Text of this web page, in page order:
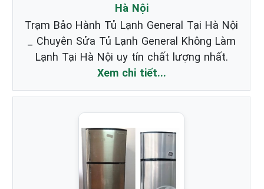
Hà Nội
Trạm Bảo Hành Tủ Lạnh General Tại Hà Nội
_ Chuyên Sửa Tủ Lạnh General Không Làm
Lạnh Tại Hà Nội uy tín chất lượng nhất.
Xem chi tiết...